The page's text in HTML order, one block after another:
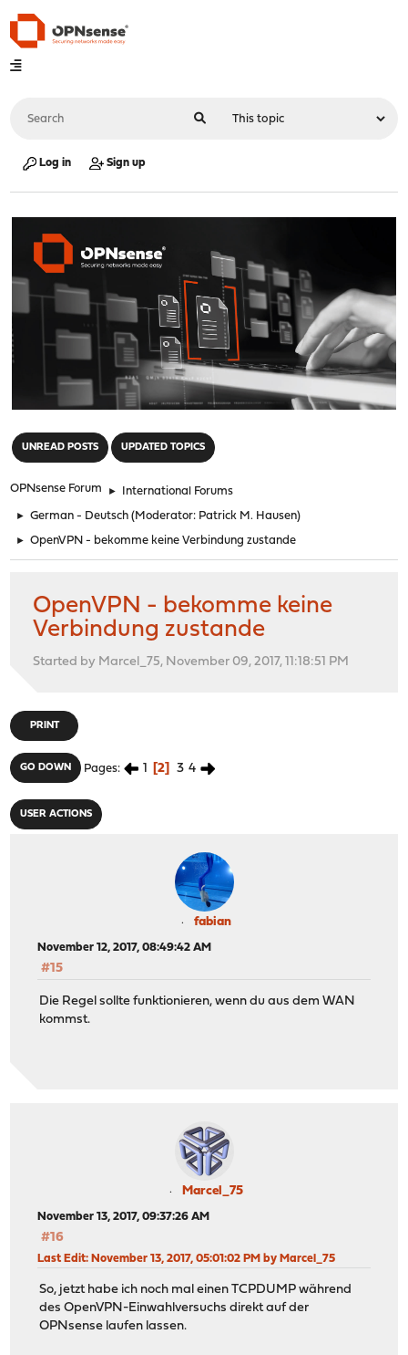
Log in Sign up
UNREAD POSTS UPDATED TOPICS
OPNsense Forum ► International Forums
► German - Deutsch (Moderator: Patrick M. Hausen)
► OpenVPN - bekomme keine Verbindung zustande
OpenVPN - bekomme keine
Verbindung zustande
Started by Marcel_75, November 09, 2017, 11:18:51 PM
PRINT
GO DOWN Pages 1 2 3 4
USER ACTIONS
fabian
November 12, 2017, 08:49:42 AM
#15
Die Regel sollte funktionieren, wenn du aus dem WAN
kommst.
Marcel_75
November 13, 2017, 09:37:26 AM
#16
Last Edit: November 13, 2017, 05:01:02 PM by Marcel_75
So, jetzt habe ich noch mal einen TCPDUMP während
des OpenVPN-Einwahlversuchs direkt auf der
OPNsense laufen lassen.